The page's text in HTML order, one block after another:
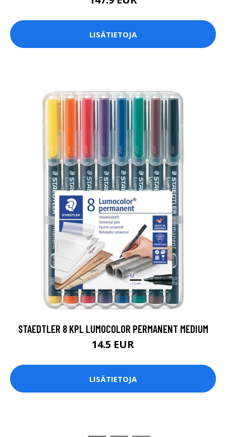
LISÄTIETOJA
STAEDTLER 8 KPL LUMOCOLOR PERMANENT MEDIUM
14.5 EUR
LISÄTIETOJA